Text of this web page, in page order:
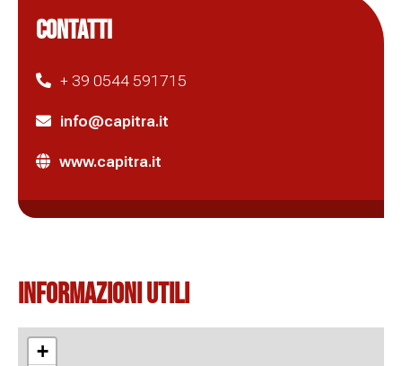
CONTATTI
+ 39 0544 591715
info@capitra.it
www.capitra.it
Informazioni Utili
+